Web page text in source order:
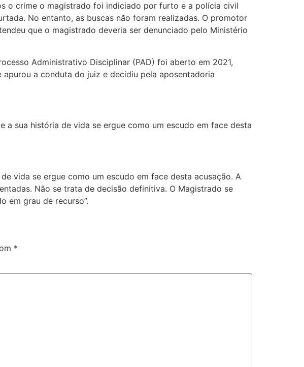
o crime o magistrado foi indiciado por furto e a polícia civil
No entanto, as buscas não foram realizadas. O promotor
que o magistrado deveria ser denunciado pelo Ministério
Administrativo Disciplinar (PAD) foi aberto em 2021,
a conduta do juiz e decidiu pela aposentadoria
sua história de vida se ergue como um escudo em face desta
vida se ergue como um escudo em face desta acusação. A
Não se trata de decisão definitiva. O Magistrado se
em grau de recurso”.
*